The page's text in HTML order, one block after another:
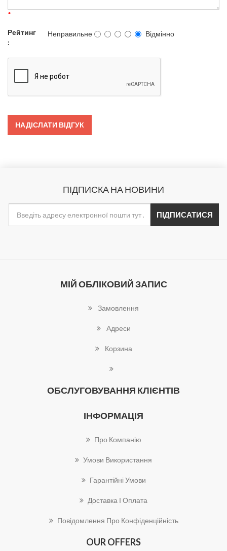
*
Рейтинг
:
Неправильне Відмінно
ПІДПИСКА НА НОВИНИ
МІЙ ОБЛІКОВИЙ ЗАПИС
Замовлення
Адреси
Корзина
ОБСЛУГОВУВАННЯ КЛІЄНТІВ
ІНФОРМАЦІЯ
Про Компанію
Умови Використання
Гарантійні Умови
Доставка І Оплата
Повідомлення Про Конфіденційність
OUR OFFERS